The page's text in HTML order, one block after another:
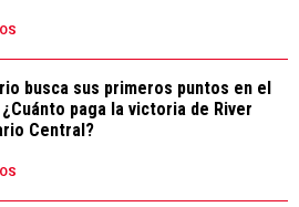
busca sus primeros puntos en el
paga la victoria de River
Central?